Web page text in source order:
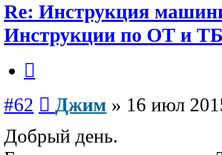
Re: Инструкция
Инструкции по ОТ и
#62 Джим » 16 июл
Добрый день.